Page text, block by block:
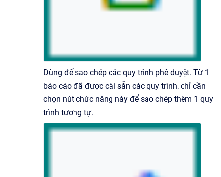
Dùng để sao chép các quy trình phê duyệt. Từ 1
báo cáo đã được cài sẵn các quy trình, chỉ cần
chọn nút chức năng này để sao chép thêm 1 quy
trình tương tự.